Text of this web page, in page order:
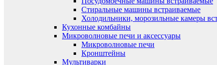
Стиральные машины встраиваемые
Холодильники, морозильные камеры
Кухонные комбайны
Микроволновые печи и аксессуары
Микроволновые печи
Кронштейны
Мультиварки